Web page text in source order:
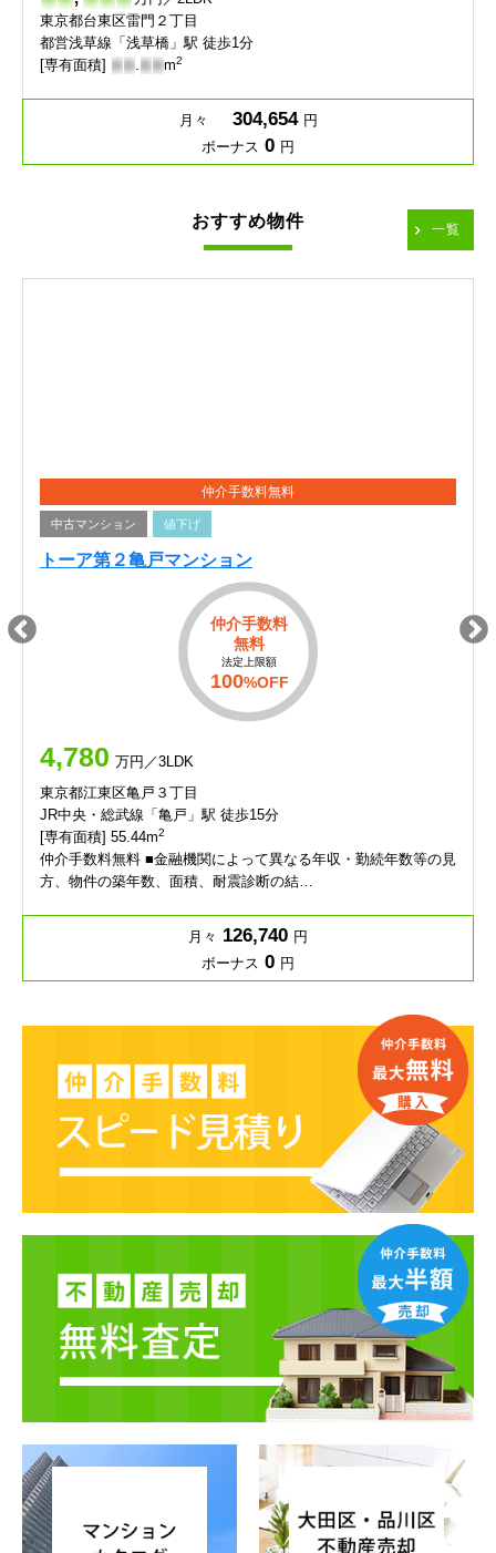
東京都台東区雷門２丁目
都営浅草線「浅草橋」駅 徒歩1分
[専有面積] - - .- - m2
月々 304,654 円
ボーナス 0 円
おすすめ物件 一覧
仲介手数料無料
中古マンション 値下げ
トーア第２亀戸マンション
仲介手数料
無料
法定上限額
100%OFF
4,780 万円／3LDK
東京都江東区亀戸３丁目
JR中央・総武線「亀戸」駅 徒歩15分
[専有面積] 55.44m2
仲介手数料無料 ■金融機関によって異なる年収・勤続年数等の見
方、物件の築年数、面積、耐震診断の結…
月々 126,740 円
ボーナス 0 円